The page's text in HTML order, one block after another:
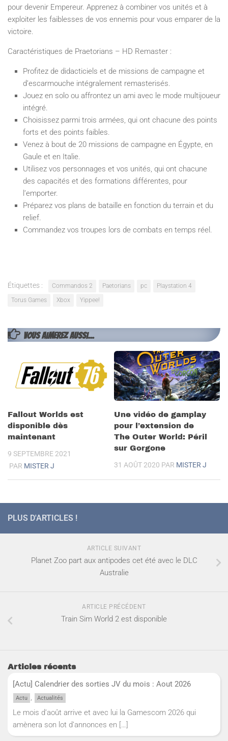
pour devenir Empereur. Apprenez à combiner vos unités et à
exploiter les faiblesses de vos ennemis pour vous emparer de la
victoire.
Caractéristiques de Praetorians – HD Remaster :
Profitez de didacticiels et de missions de campagne et
d’escarmouche intégralement remasterisés.
Jouez en solo ou affrontez un ami avec le mode multijoueur
intégré.
Choisissez parmi trois armées, qui ont chacune des points
forts et des points faibles.
Venez à bout de 20 missions de campagne en Égypte, en
Gaule et en Italie.
Utilisez vos personnages et vos unités, qui ont chacune
des capacités et des formations différentes, pour
l’emporter.
Préparez vos plans de bataille en fonction du terrain et du
relief.
Commandez vos troupes lors de combats en temps réel.
Étiquettes : Commandos 2 Paetorians pc
Playstation 4
Torus Games
Xbox Yippee!
VOUS AIMEREZ AUSSI...
Fallout Worlds est
disponible dès
maintenant
9 SEPTEMBRE 2021
PAR MISTER J
Une vidéo de gamplay
pour l’extension de
The Outer World: Péril
sur Gorgone
31 AOÛT 2020 PAR MISTER J
PLUS D'ARTICLES !
ARTICLE SUIVANT
Planet Zoo part aux antipodes cet été avec le DLC
Australie
ARTICLE PRÉCÉDENT
Train Sim World 2 est disponible
Articles récents
[Actu] Calendrier des sorties JV du mois : Aout 2026
Actu , Actualités
Le mois d’août arrive et avec lui la Gamescom 2026 qui
amènera son lot d’annonces en […]